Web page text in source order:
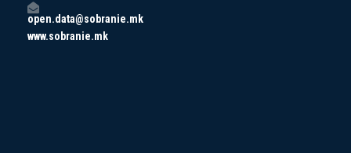
open.data@sobranie.mk
www.sobranie.mk